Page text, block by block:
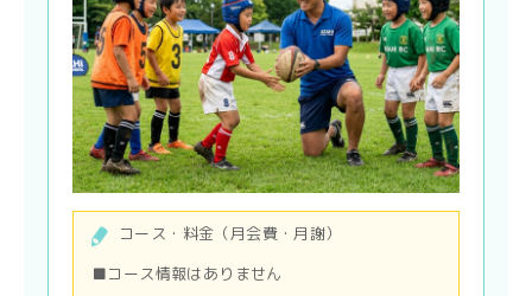
コース・料金（月会費・月謝）
■コース情報はありません